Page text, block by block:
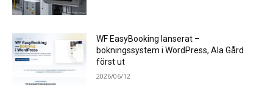
WF EasyBooking lanserat –
bokningssystem i WordPress, Ala Gård
först ut
2026/06/12